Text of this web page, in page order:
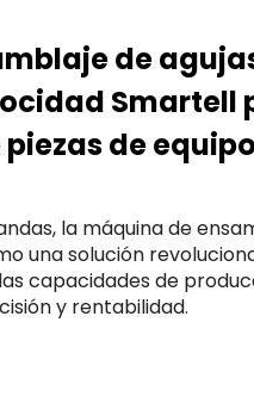
de
Smartell
de
la máquina de
una solución
capacidades de
y rentabilidad.